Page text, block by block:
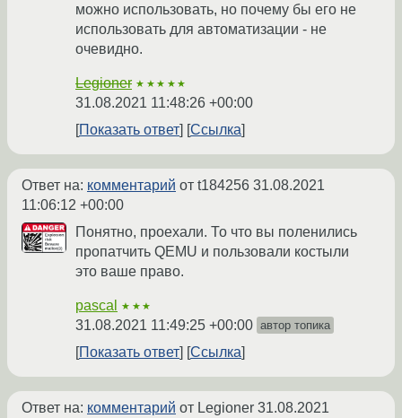
можно использовать, но почему бы его не
использовать для автоматизации - не
очевидно.
Legioner ★★★★★
31.08.2021 11:48:26 +00:00
Показать ответ
Ссылка
Ответ на: комментарий от t184256 31.08.2021
11:06:12 +00:00
Понятно, проехали. То что вы поленились
пропатчить QEMU и пользовали костыли
это ваше право.
pascal ★★★
31.08.2021 11:49:25 +00:00 автор топика
Показать ответ Ссылка
Ответ на: комментарий от Legioner 31.08.2021